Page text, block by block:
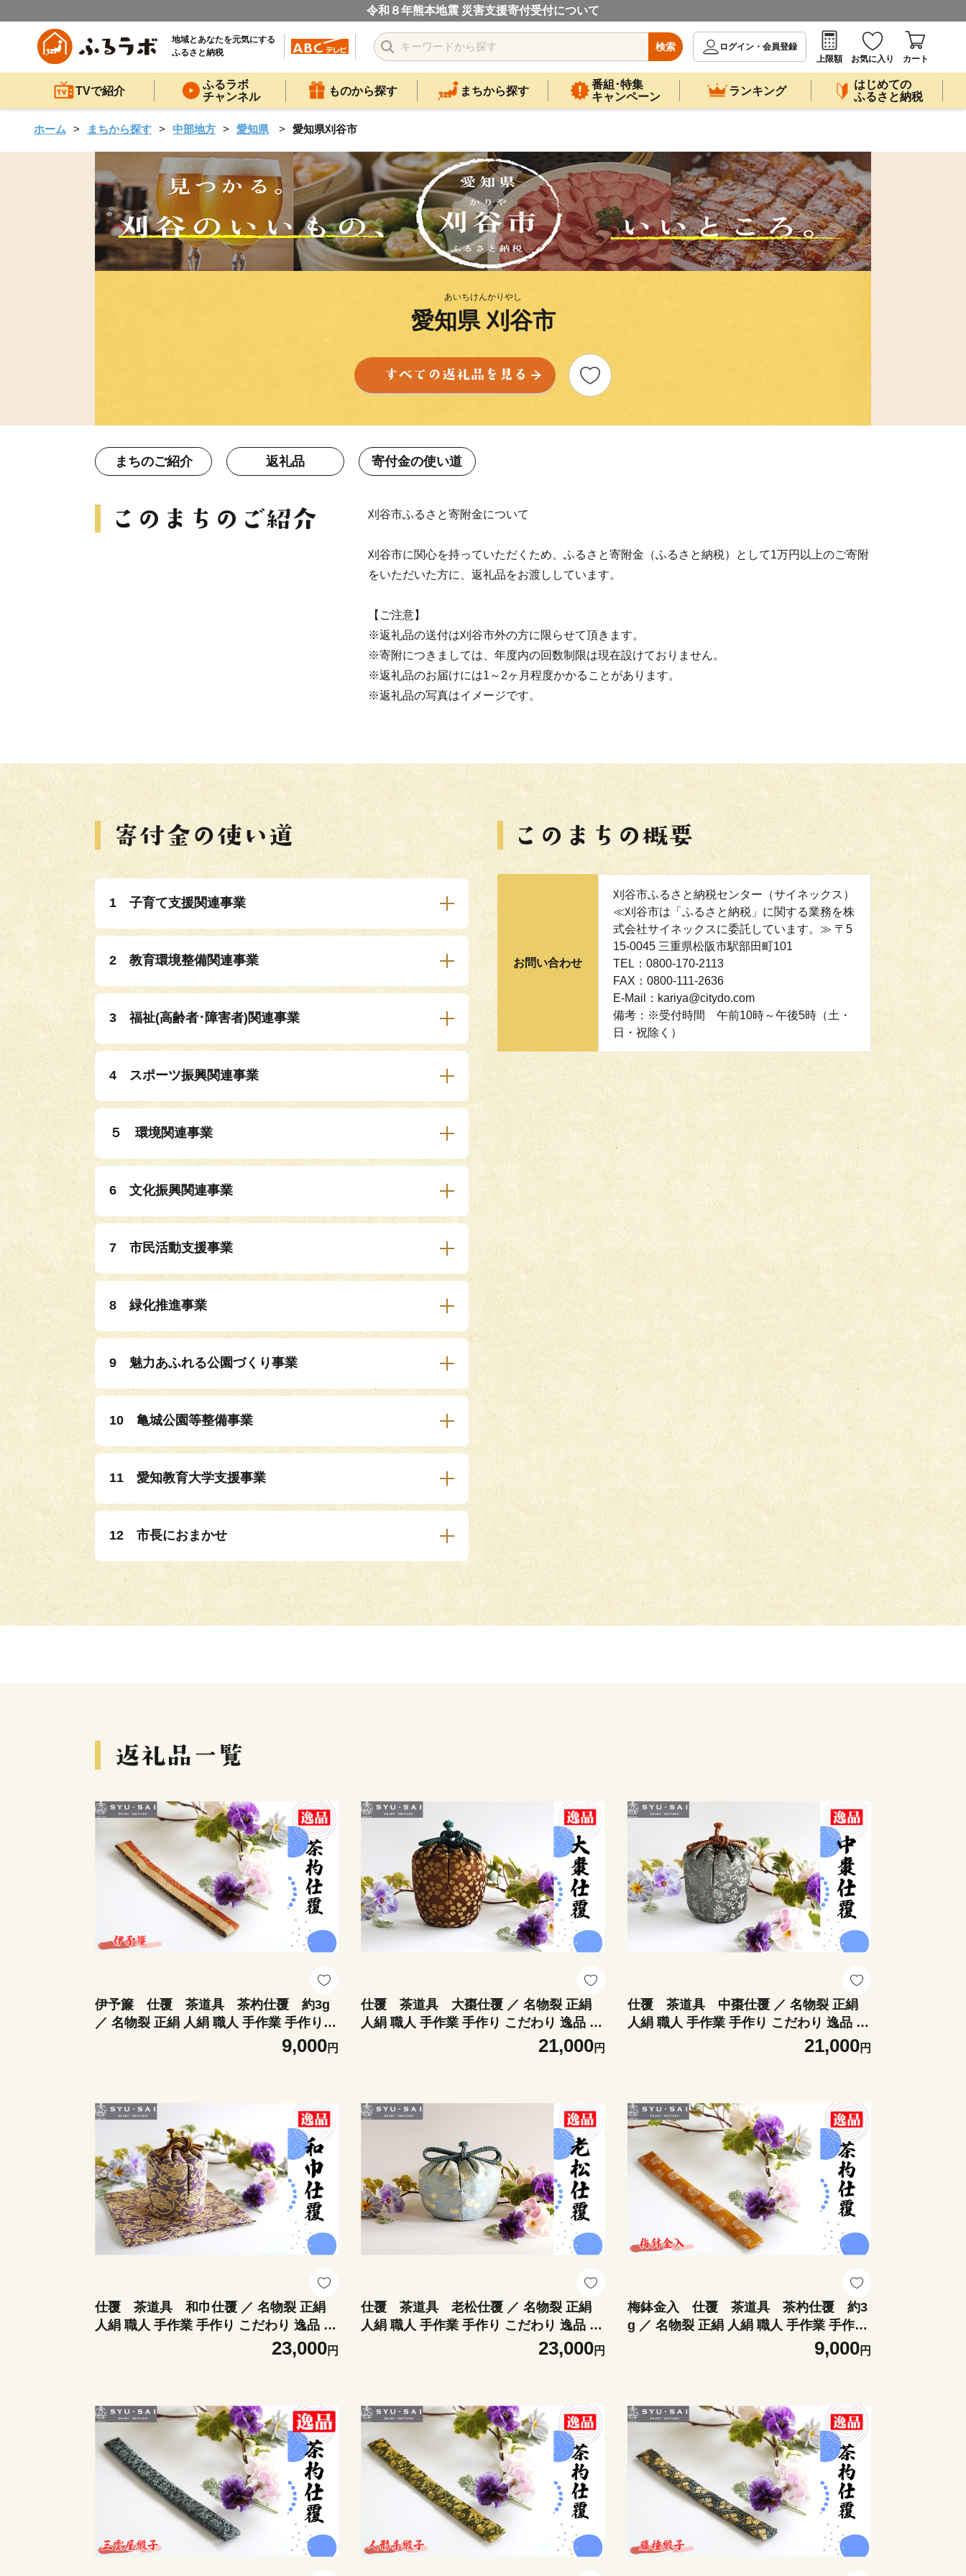
令和８年熊本地震 災害支援寄付受付について
地域とあなたを元気にする
ふるさと納税
検索
ログイン・会員登録
上限額
お気に入り カート
TVで紹介
ふるラボ
チャンネル
ものから探す まちから探す
番組･特集
キャンペーン
ランキング
はじめての
ふるさと納税
ホーム まちから探す 中部地方 愛知県 愛知県刈谷市
あいちけんかりやし
愛知県 刈谷市
まちのご紹介 返礼品 寄付金の使い道
刈谷市ふるさと寄附金について
刈谷市に関心を持っていただくため、ふるさと寄附金（ふるさと納税）として1万円以上のご寄附
をいただいた方に、返礼品をお渡ししています。
【ご注意】
※返礼品の送付は刈谷市外の方に限らせて頂きます。
※寄附につきましては、年度内の回数制限は現在設けておりません。
※返礼品のお届けには1～2ヶ月程度かかることがあります。
※返礼品の写真はイメージです。
1 子育て支援関連事業
2 教育環境整備関連事業
3 福祉(高齢者･障害者)関連事業
4 スポーツ振興関連事業
５ 環境関連事業
6 文化振興関連事業
7 市民活動支援事業
8 緑化推進事業
9 魅力あふれる公園づくり事業
10 亀城公園等整備事業
11 愛知教育大学支援事業
12 市長におまかせ
お問い合わせ
刈谷市ふるさと納税センター（サイネックス）
≪刈谷市は「ふるさと納税」に関する業務を株
式会社サイネックスに委託しています。≫ 〒5
15-0045 三重県松阪市駅部田町101
TEL：0800-170-2113
FAX：0800-111-2636
E-Mail：kariya@citydo.com
備考：※受付時間 午前10時～午後5時（土・
日・祝除く）
伊予簾 仕覆 茶道具 茶杓仕覆 約3g
／ 名物裂 正絹 人絹 職人 手作業 手作り
こだわり 逸品 愛知県 No.497-059,000円
仕覆 茶道具 大棗仕覆 ／ 名物裂 正絹
人絹 職人 手作業 手作り こだわり 逸品 愛
21,000円
仕覆 茶道具 中棗仕覆 ／ 名物裂 正絹
人絹 職人 手作業 手作り こだわり 逸品 愛
21,000円
仕覆 茶道具 和巾仕覆 ／ 名物裂 正絹
人絹 職人 手作業 手作り こだわり 逸品 愛
23,000円
仕覆 茶道具 老松仕覆 ／ 名物裂 正絹
人絹 職人 手作業 手作り こだわり 逸品 愛
23,000円
梅鉢金入 仕覆 茶道具 茶杓仕覆 約3
g ／ 名物裂 正絹 人絹 職人 手作業 手作り
こだわり 逸品 愛知県 No.497-019,000円